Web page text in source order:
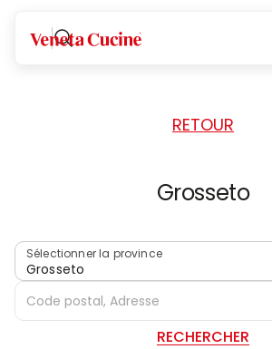
Veneta Cucine
RETOUR
Grosseto
Sélectionner la province
Grosseto
RECHERCHER